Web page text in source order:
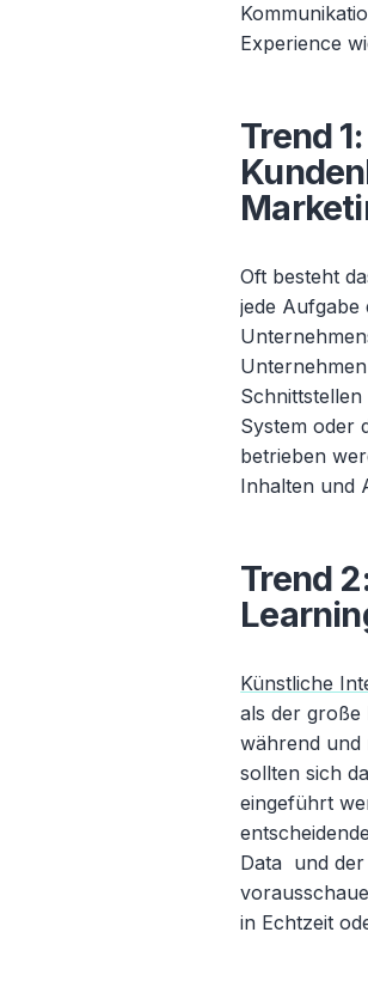
Experience
Trend
Oft besteht
jede Aufgabe
System oder
betrieben
Inhalten und
Trend
Künstliche
als der
während und
sollten sich
eingeführt
Data und der
in Echtzeit